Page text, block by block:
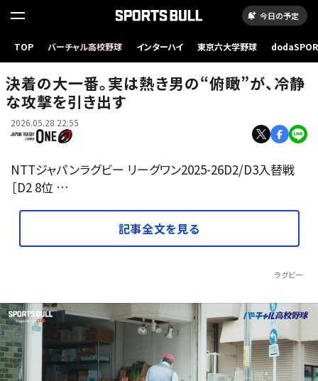
今日の予定
TOP バーチャル高校野球 インターハイ 東京六大学野球
決着の大一番。実は熱き男の“俯瞰”が、冷静
な攻撃を引き出す
2026.05.28 22:55
NTTジャパンラグビー リーグワン2025-26D2/D3入替戦
［D2 8位 …
記事全文を見る
ラグビー